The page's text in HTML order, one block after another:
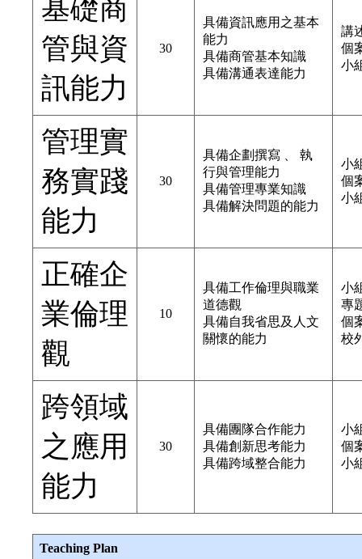
基礎商
管與資
訊能力
30
具備資訊應用之基本
能力
具備商管基本知識
具備溝通表達能力
講
個
小
管理實
務實踐
能力
30
具備企劃撰寫 、 執
行與管理能力
具備管理專業知識
具備解決問題的能力
小
個
小
正確企
業倫理
觀
10
具備工作倫理與職業
道德觀
具備自我省思及人文
關懷的能力
小
專
個
校
跨領域
之應用
能力
30
具備團隊合作能力
具備創新思考能力
具備跨域整合能力
小
個
小
Teaching Plan